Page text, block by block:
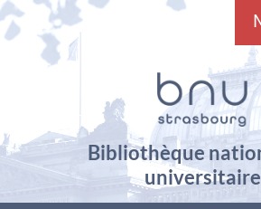
Bibliothèque
universitaire